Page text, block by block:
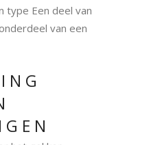
type Een deel van
van een